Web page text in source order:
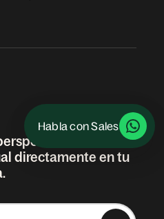
Habla con Sales
sobre el
directamente en tu